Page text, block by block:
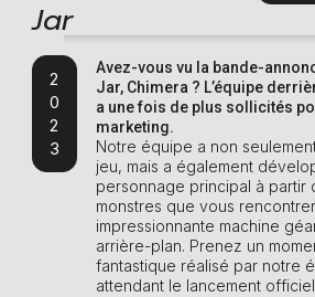
Jar
2
0
2
3
Avez-vous vu la bande-
Jar, Chimera ? L’équipe
a une fois de plus sollicités
marketing.
Notre équipe a non
jeu, mais a également
personnage principal à
monstres que vous
impressionnante machine
arrière-plan. Prenez un
fantastique réalisé par notre
attendant le lancement